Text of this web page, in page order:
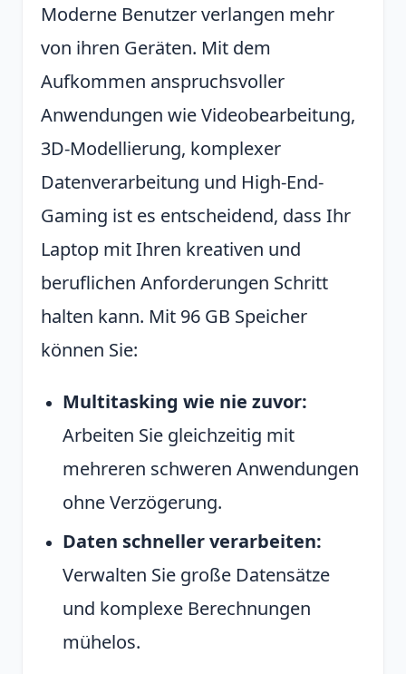
Moderne Benutzer verlangen mehr
von ihren Geräten. Mit dem
Aufkommen anspruchsvoller
Anwendungen wie Videobearbeitung,
3D-Modellierung, komplexer
Datenverarbeitung und High-End-
Gaming ist es entscheidend, dass Ihr
Laptop mit Ihren kreativen und
beruflichen Anforderungen Schritt
halten kann. Mit 96 GB Speicher
können Sie:
Multitasking wie nie zuvor:
Arbeiten Sie gleichzeitig mit
mehreren schweren Anwendungen
ohne Verzögerung.
Daten schneller verarbeiten:
Verwalten Sie große Datensätze
und komplexe Berechnungen
mühelos.